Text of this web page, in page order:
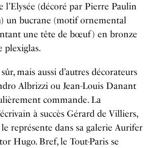
l’Elysée (décoré par Pierre Paulin
un bucrane (motif ornemental
une tête de bœuf) en bronze
plexiglas.
mais aussi d’autres décorateurs
Albrizzi ou Jean-Louis Danant
commande. La
à succès Gérard de Villiers,
représente dans sa galerie Aurifer
Hugo. Bref, le Tout-Paris se